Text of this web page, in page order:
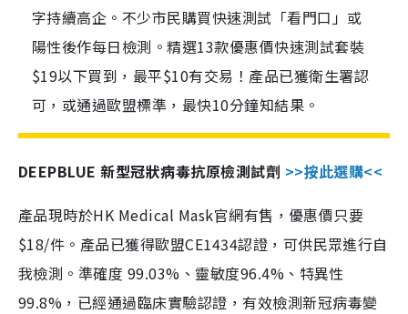
字持續高企。不少市民購買快速測試「看門口」或
陽性後作每日檢測。精選13款優惠價快速測試套裝
$19以下買到，最平$10有交易！產品已獲衛生署認
可，或通過歐盟標準，最快10分鐘知結果。
DEEPBLUE 新型冠狀病毒抗原檢測試劑 >>按此選購<<
產品現時於HK Medical Mask官網有售，優惠價只要
$18/件。產品已獲得歐盟CE1434認證，可供民眾進行自
我檢測。準確度 99.03%、靈敏度96.4%、特異性
99.8%，已經通過臨床實驗認證，有效檢測新冠病毒變